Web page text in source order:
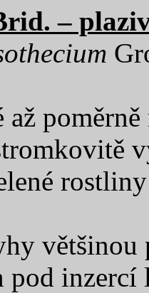
–
až
většinou
pod